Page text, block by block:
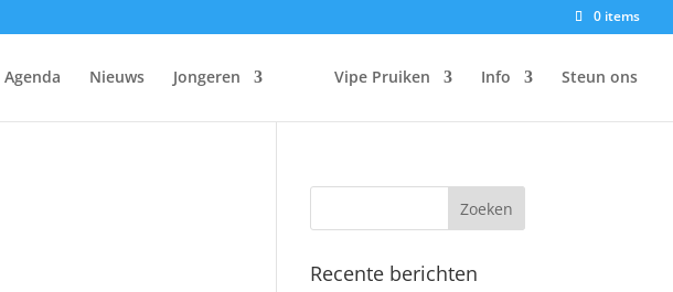
0 items
Agenda Nieuws Jongeren Vipe Pruiken Info Steun ons
Recente berichten